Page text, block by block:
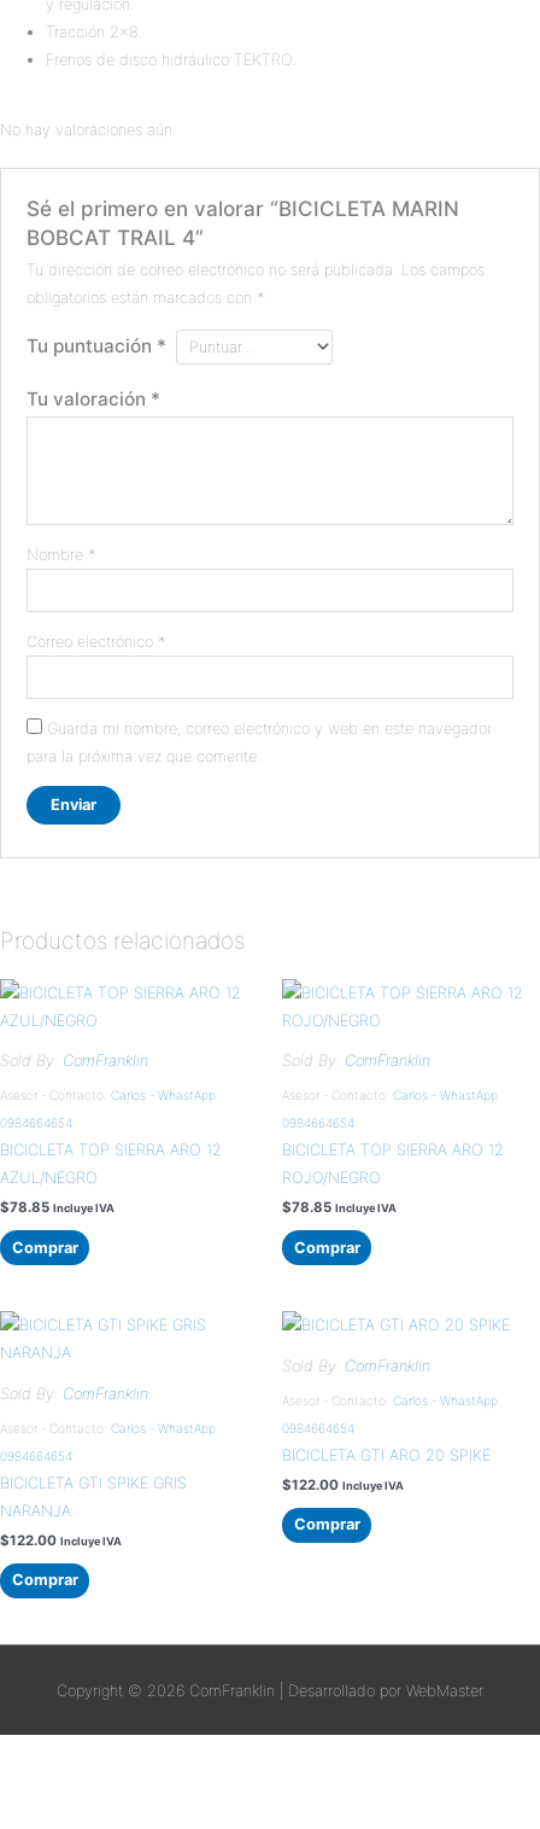
y regulación.
Tracción 2×8.
Frenos de disco hidráulico TEKTRO.
No hay valoraciones aún.
Sé el primero en valorar “BICICLETA MARIN
BOBCAT TRAIL 4”
Tu dirección de correo electrónico no será publicada. Los campos
obligatorios están marcados con *
Tu puntuación *
Tu valoración *
Nombre *
Correo electrónico *
Guarda mi nombre, correo electrónico y web en este navegador
para la próxima vez que comente.
Productos relacionados
Sold By: ComFranklin
Asesor - Contacto: Carlos - WhastApp
0984664654
BICICLETA TOP SIERRA ARO 12
AZUL/NEGRO
$78.85 Incluye IVA
Comprar
Sold By: ComFranklin
Asesor - Contacto: Carlos - WhastApp
0984664654
BICICLETA TOP SIERRA ARO 12
ROJO/NEGRO
$78.85 Incluye IVA
Comprar
Sold By: ComFranklin
Asesor - Contacto: Carlos - WhastApp
0984664654
BICICLETA GTI SPIKE GRIS
NARANJA
$122.00 Incluye IVA
Comprar
Sold By: ComFranklin
Asesor - Contacto: Carlos - WhastApp
0984664654
BICICLETA GTI ARO 20 SPIKE
$122.00 Incluye IVA
Comprar
Copyright © 2026 ComFranklin | Desarrollado por WebMaster